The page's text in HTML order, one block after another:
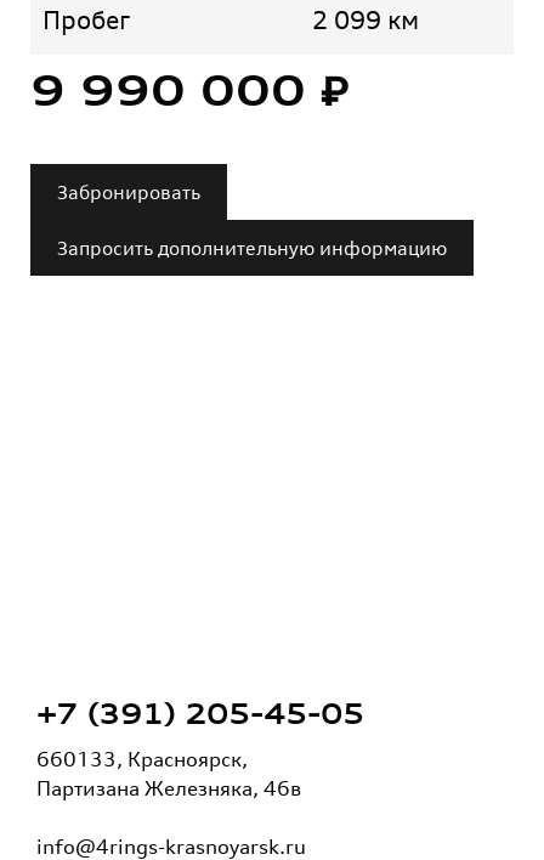
Пробег 2 099 км
9 990 000 ₽
Забронировать
Запросить дополнительную информацию
+7 (391) 205-45-05
660133, Красноярск,
Партизана Железняка, 46в
info@4rings-krasnoyarsk.ru